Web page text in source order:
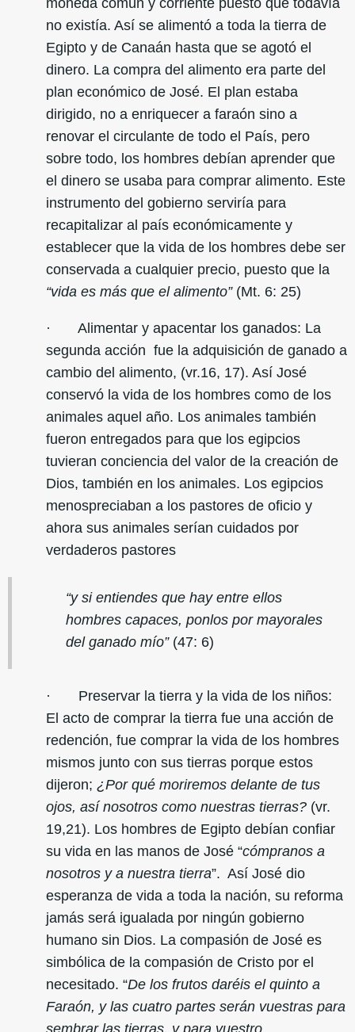
moneda común y corriente puesto que todavía
no existía. Así se alimentó a toda la tierra de
Egipto y de Canaán hasta que se agotó el
dinero. La compra del alimento era parte del
plan económico de José. El plan estaba
dirigido, no a enriquecer a faraón sino a
renovar el circulante de todo el País, pero
sobre todo, los hombres debían aprender que
el dinero se usaba para comprar alimento. Este
instrumento del gobierno serviría para
recapitalizar al país económicamente y
establecer que la vida de los hombres debe ser
conservada a cualquier precio, puesto que la
“vida es más que el alimento” (Mt. 6: 25)
· Alimentar y apacentar los ganados: La
segunda acción fue la adquisición de ganado a
cambio del alimento, (vr.16, 17). Así José
conservó la vida de los hombres como de los
animales aquel año. Los animales también
fueron entregados para que los egipcios
tuvieran conciencia del valor de la creación de
Dios, también en los animales. Los egipcios
menospreciaban a los pastores de oficio y
ahora sus animales serían cuidados por
verdaderos pastores
“y si entiendes que hay entre ellos
hombres capaces, ponlos por mayorales
del ganado mío”(47: 6)
· Preservar la tierra y la vida de los niños:
El acto de comprar la tierra fue una acción de
redención, fue comprar la vida de los hombres
mismos junto con sus tierras porque estos
dijeron; ¿Por qué moriremos delante de tus
ojos, así nosotros como nuestras tierras? (vr.
19,21). Los hombres de Egipto debían confiar
su vida en las manos de José “cómpranos a
nosotros y a nuestra tierra”. Así José dio
esperanza de vida a toda la nación, su reforma
jamás será igualada por ningún gobierno
humano sin Dios. La compasión de José es
simbólica de la compasión de Cristo por el
necesitado. “De los frutos daréis el quinto a
Faraón, y las cuatro partes serán vuestras para